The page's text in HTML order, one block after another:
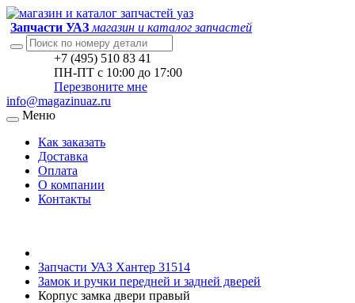
Запчасти УАЗ магазин и каталог запчастей
+7 (495) 510 83 41
ПН-ПТ с 10:00 до 17:00
Перезвоните мне
info@magazinuaz.ru
Меню
Как заказать
Доставка
Оплата
О компании
Контакты
Запчасти УАЗ Хантер 31514
Замок и ручки передней и задней дверей
Корпус замка двери правый